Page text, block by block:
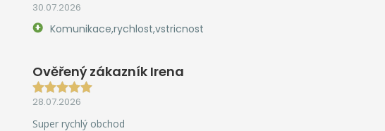
30.07.2026
Komunikace,rychlost,vstricnost
Ověřený zákazník Irena
28.07.2026
Super rychlý obchod